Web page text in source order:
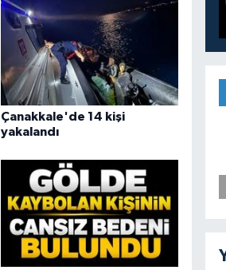
Çanakkale'de 14 kişi
yakalandı